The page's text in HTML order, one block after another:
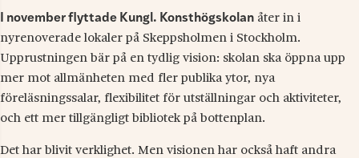
I november flyttade Kungl. Konsthögskolan åter in i
nyrenoverade lokaler på Skeppsholmen i Stockholm.
Upprustningen bär på en tydlig vision: skolan ska öppna upp
mer mot allmänheten med fler publika ytor, nya
föreläsningssalar, flexibilitet för utställningar och aktiviteter,
och ett mer tillgängligt bibliotek på bottenplan.
Det har blivit verklighet. Men visionen har också haft andra